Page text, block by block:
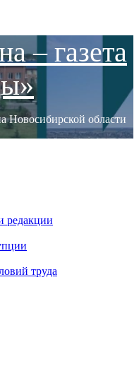
– газета
Новосибирской области
редакции
труда